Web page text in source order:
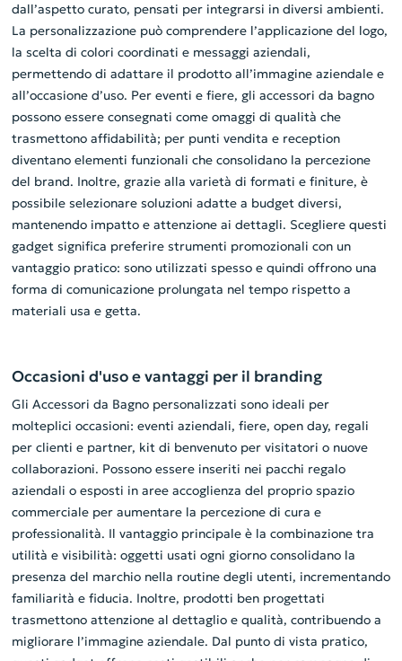
dall’aspetto curato, pensati per integrarsi in diversi ambienti.
La personalizzazione può comprendere l’applicazione del logo,
la scelta di colori coordinati e messaggi aziendali,
permettendo di adattare il prodotto all’immagine aziendale e
all’occasione d’uso. Per eventi e fiere, gli accessori da bagno
possono essere consegnati come omaggi di qualità che
trasmettono affidabilità; per punti vendita e reception
diventano elementi funzionali che consolidano la percezione
del brand. Inoltre, grazie alla varietà di formati e finiture, è
possibile selezionare soluzioni adatte a budget diversi,
mantenendo impatto e attenzione ai dettagli. Scegliere questi
gadget significa preferire strumenti promozionali con un
vantaggio pratico: sono utilizzati spesso e quindi offrono una
forma di comunicazione prolungata nel tempo rispetto a
materiali usa e getta.
Occasioni d'uso e vantaggi per il branding
Gli Accessori da Bagno personalizzati sono ideali per
molteplici occasioni: eventi aziendali, fiere, open day, regali
per clienti e partner, kit di benvenuto per visitatori o nuove
collaborazioni. Possono essere inseriti nei pacchi regalo
aziendali o esposti in aree accoglienza del proprio spazio
commerciale per aumentare la percezione di cura e
professionalità. Il vantaggio principale è la combinazione tra
utilità e visibilità: oggetti usati ogni giorno consolidano la
presenza del marchio nella routine degli utenti, incrementando
familiarità e fiducia. Inoltre, prodotti ben progettati
trasmettono attenzione al dettaglio e qualità, contribuendo a
migliorare l’immagine aziendale. Dal punto di vista pratico,